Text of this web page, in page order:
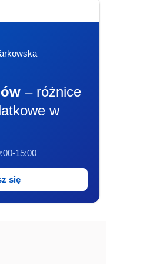
– różnice
w
15:00
się